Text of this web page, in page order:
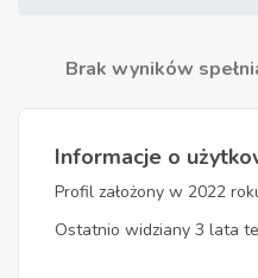
Brak wyników
Informacje o
Profil założony w 2022
Ostatnio widziany 3 lata